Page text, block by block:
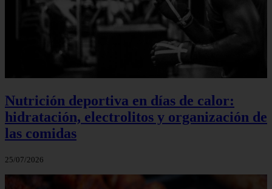
Nutrición deportiva en días de calor:
hidratación, electrolitos y organización de
las comidas
25/07/2026